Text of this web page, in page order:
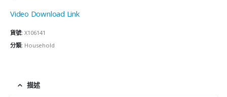
Video Download Link
貨號: X106141
分類: Household
描述